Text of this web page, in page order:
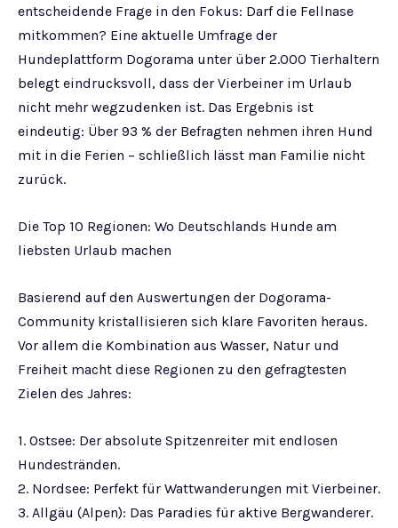
entscheidende Frage in den Fokus: Darf die Fellnase
mitkommen? Eine aktuelle Umfrage der
Hundeplattform Dogorama unter über 2.000 Tierhaltern
belegt eindrucksvoll, dass der Vierbeiner im Urlaub
nicht mehr wegzudenken ist. Das Ergebnis ist
eindeutig: Über 93 % der Befragten nehmen ihren Hund
mit in die Ferien – schließlich lässt man Familie nicht
zurück.
Die Top 10 Regionen: Wo Deutschlands Hunde am
liebsten Urlaub machen
Basierend auf den Auswertungen der Dogorama-
Community kristallisieren sich klare Favoriten heraus.
Vor allem die Kombination aus Wasser, Natur und
Freiheit macht diese Regionen zu den gefragtesten
Zielen des Jahres:
1. Ostsee: Der absolute Spitzenreiter mit endlosen
Hundestränden.
2. Nordsee: Perfekt für Wattwanderungen mit Vierbeiner.
3. Allgäu (Alpen): Das Paradies für aktive Bergwanderer.